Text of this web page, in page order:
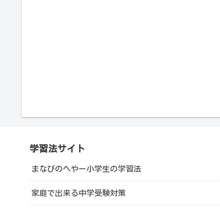
学習法サイト
まなびのへやー小学生の学習法
家庭で出来る中学受験対策